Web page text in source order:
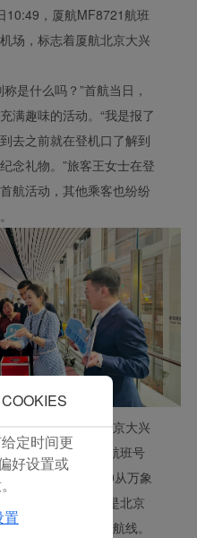
10:49，厦航MF8721航班
场，标志着厦航北京大兴
是什么吗？”首航当日，
满趣味的活动。“我是报了
去之前就在登机口了解到
念礼物。”旅客王女士在登
航活动，其他乘客也纷纷
北京时间7:45从北京大兴
在万象瓦岱机场，航班号
划当地时间12:10从万象
，往返每日一班，是北京
一一条每日一班的航线。
使用功能
来确
常运行，
的用户体
站，功能型
将被安装
。
我们还将
(i) 分析
(ii) 个性
优惠信
这些
空和第三
互联网行
容和广告
契合。
示您同意
Cookie。
们将不会
定时间更
好设置或